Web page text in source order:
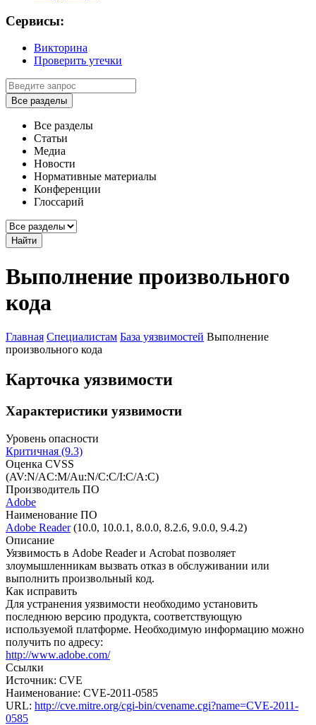
Сервисы:
Викторина
Проверить утечки
Все разделы
Все разделы
Статьи
Медиа
Новости
Нормативные материалы
Конференции
Глоссарий
Найти
Выполнение произвольного
кода
Главная Специалистам База уязвимостей Выполнение
произвольного кода
Карточка уязвимости
Характеристики уязвимости
Уровень опасности
Критичная (9.3)
Оценка CVSS
(AV:N/AC:M/Au:N/C:C/I:C/A:C)
Производитель ПО
Adobe
Наименование ПО
Adobe Reader(10.0, 10.0.1, 8.0.0, 8.2.6, 9.0.0, 9.4.2)
Описание
Уязвимость в Adobe Reader и Acrobat позволяет
злоумышленникам вызвать отказ в обслуживании или
выполнить произвольный код.
Как исправить
Для устранения уязвимости необходимо установить
последнюю версию продукта, соответствующую
используемой платформе. Необходимую информацию можно
получить по адресу:
http://www.adobe.com/
Ссылки
Источник: CVE
Наименование: CVE-2011-0585
URL: http://cve.mitre.org/cgi-bin/cvename.cgi?name=CVE-2011-
0585